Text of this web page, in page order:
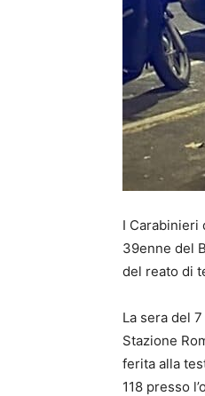
I Carabinieri
39enne del
del reato di
La sera del
Stazione
ferita alla
118 presso